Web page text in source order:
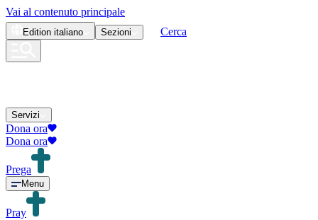
Vai al contenuto principale
Edition italiano Sezioni Cerca
Servizi
Dona ora
Dona ora
Prega
Menu
Pray